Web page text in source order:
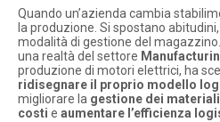
Quando un’azienda cambia
la produzione. Si spostano
modalità di gestione del
una realtà del settore
produzione di motori elettrici, ha
ridisegnare il proprio modello
migliorare la gestione dei
costi e aumentare l’efficienza